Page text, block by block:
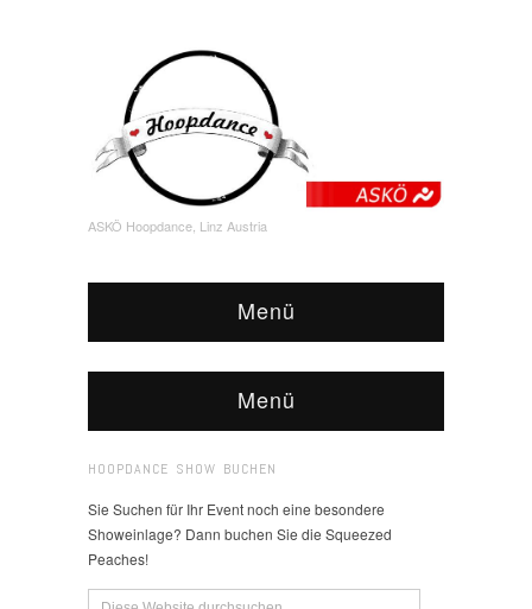
ASKÖ Hoopdance, Linz Austria
Menü
Menü
HOOPDANCE SHOW BUCHEN
Sie Suchen für Ihr Event noch eine besondere
Showeinlage? Dann buchen Sie die Squeezed
Peaches!